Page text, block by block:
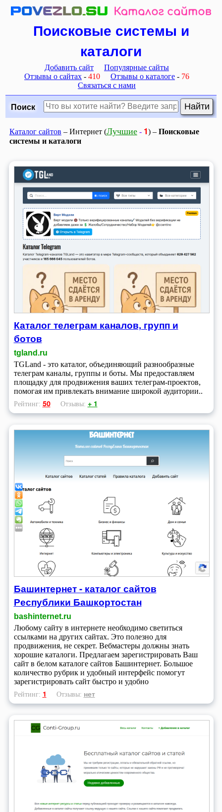
Поисковые системы и
каталоги
Добавить сайт
Популярные сайты
Отзывы о сайтах - 410 Отзывы о каталоге - 76
Связаться с нами
Поиск
Каталог сайтов – Интернет (Лучшие - 1) – Поисковые
системы и каталоги
Каталог телеграм каналов, групп и
ботов
tgland.ru
TGLand - это каталог, объединяющий разнообразные
телеграм каналы, группы и боты. Мы предоставляем
площадку для продвижения ваших телеграм-проектов,
помогая им привлекать внимание широкой аудитории..
Рейтинг: 50 Отзывы: + 1
Башинтернет - каталог сайтов
Республики Башкортостан
bashinternet.ru
Любому сайту в интернете необходимо светиться
ссылками на других сайтах. Это полезно для
продвижения, не секрет. Вебмастеры должны знать
хорошие каталоги. Предлагаем зарегистрировать Ваш
сайт в белом каталоге сайтов Башинтернет. Большое
количество рубрик и удобный интерфейс помогут
зарегистрировать сайт быстро и удобно
Рейтинг: 1 Отзывы: нет